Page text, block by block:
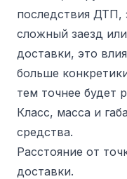
последствия ДТП,
сложный заезд
доставки, это
больше
тем точнее будет
Класс, масса и
средства.
Расстояние от
доставки.